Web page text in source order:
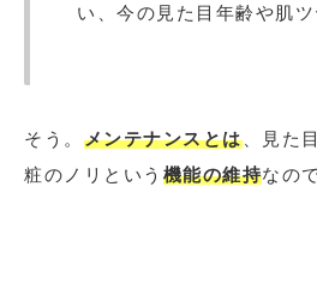
い、今の見た目年齢や肌
そう。 メンテナンスとは、見た
粧のノリという 機能の維持なの